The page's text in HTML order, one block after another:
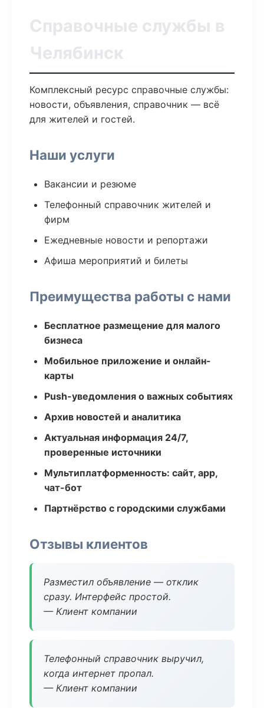
Справочные службы в
Челябинск
Комплексный ресурс справочные службы:
новости, объявления, справочник — всё
для жителей и гостей.
Наши услуги
Вакансии и резюме
Телефонный справочник жителей и
фирм
Ежедневные новости и репортажи
Афиша мероприятий и билеты
Преимущества работы с нами
Бесплатное размещение для малого
бизнеса
Мобильное приложение и онлайн-
карты
Push-уведомления о важных событиях
Архив новостей и аналитика
Актуальная информация 24/7,
проверенные источники
Мультиплатформенность: сайт, app,
чат-бот
Партнёрство с городскими службами
Отзывы клиентов
Разместил объявление — отклик
сразу. Интерфейс простой.
— Клиент компании
Телефонный справочник выручил,
когда интернет пропал.
— Клиент компании